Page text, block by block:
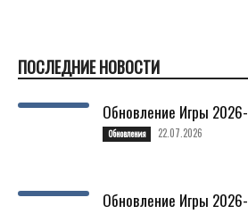
ПОСЛЕДНИЕ НОВОСТИ
Обновление Игры
Обновления 22.07.2026
Обновление Игры